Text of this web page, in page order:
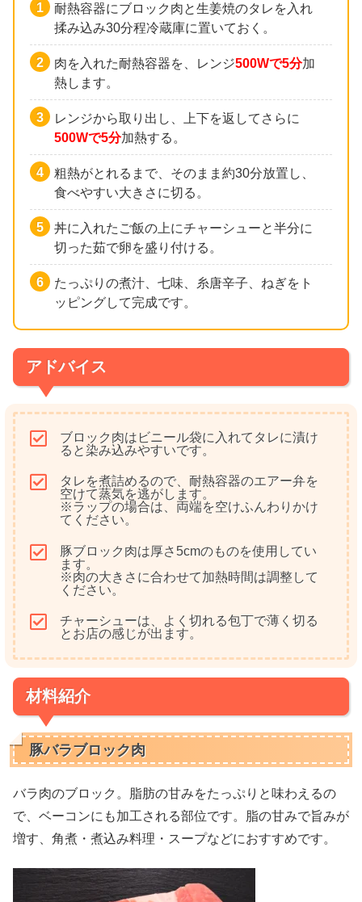
耐熱容器にブロック肉と生姜焼のタレを入れ
揉み込み30分程冷蔵庫に置いておく。
肉を入れた耐熱容器を、レンジ500Wで5分加
熱します。
レンジから取り出し、上下を返してさらに
500Wで5分加熱する。
粗熱がとれるまで、そのまま約30分放置し、
食べやすい大きさに切る。
丼に入れたご飯の上にチャーシューと半分に
切った茹で卵を盛り付ける。
たっぷりの煮汁、七味、糸唐辛子、ねぎをト
ッピングして完成です。
アドバイス
ブロック肉はビニール袋に入れてタレに漬け
ると染み込みやすいです。
タレを煮詰めるので、耐熱容器のエアー弁を
空けて蒸気を逃がします。
※ラップの場合は、両端を空けふんわりかけ
てください。
豚ブロック肉は厚さ5cmのものを使用してい
ます。
※肉の大きさに合わせて加熱時間は調整して
ください。
チャーシューは、よく切れる包丁で薄く切る
とお店の感じが出ます。
材料紹介
豚バラブロック肉
バラ肉のブロック。脂肪の甘みをたっぷりと味わえるの
で、ベーコンにも加工される部位です。脂の甘みで旨みが
増す、角煮・煮込み料理・スープなどにおすすめです。